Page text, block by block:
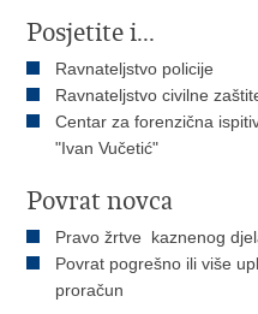
Posjetite i...
Ravnateljstvo policije
Ravnateljstvo civilne
Centar za forenzična
"Ivan Vučetić"
Povrat novca
Pravo žrtve kaznenog
Povrat pogrešno ili više
proračun